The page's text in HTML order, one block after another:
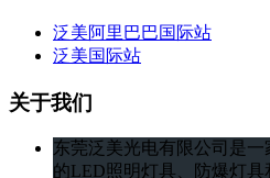
泛美阿里巴巴国际站
泛美国际站
关于我们
东莞泛美光电有限公司是
的LED照明灯具、防爆灯具